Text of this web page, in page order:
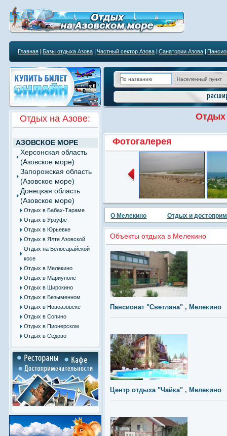
Главная Базы отдыха Азова Частный сектор Азова Санатории Азова
Отдых на Азове:
АЗОВСКОЕ МОРЕ
Херсонская область
(Азовское море)
Запорожская область
(Азовское море)
Донецкая область
(Азовское море)
Отдых в Бабах-Тараме
Отдых в Урзуфе
Отдых в Юрьевке
Отдых в Ялте Азовской
Отдых на Белосарайской
косе
Отдых в Мелекино
Отдых в Мариуполе
Отдых в Широкино
Отдых в Безыменном
Отдых в Новоазовске
Отдых в Сопино
Отдых в Пионерском
Отдых в Седово
Отдых
Фотогалерея
О Мелекино Отдых и
Объекты отдыха в Мелекино
Пансионат "Светлана" , Мелекино
Центр отдыха "Чайка" , Мелекино